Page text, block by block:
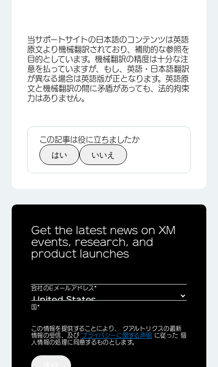
当サポートサイトの日本語のコンテンツは英語
原文より機械翻訳されており、補助的な参照を
目的としています。機械翻訳の精度は十分な注
意を払っていますが、もし、英語・日本語翻訳
が異なる場合は英語版が正となります。英語原
文と機械翻訳の間に矛盾があっても、法的拘束
力はありません。
この記事は役に立ちましたか
はい いいえ
Get the latest news on XM
events, research, and
product launches
会社のEメールアドレス*
国*
Privacy
Optin
この情報を提供することにより、 クアルトリクスの最新
情報の受信、及び プライバシーに関する声明 に従った 個
人情報の処理に同意するものとします。